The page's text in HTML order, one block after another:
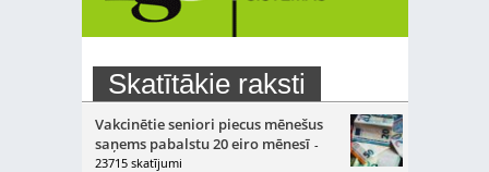
Skatītākie raksti
Vakcinētie seniori piecus mēnešus
saņems pabalstu 20 eiro mēnesī -
23715 skatījumi